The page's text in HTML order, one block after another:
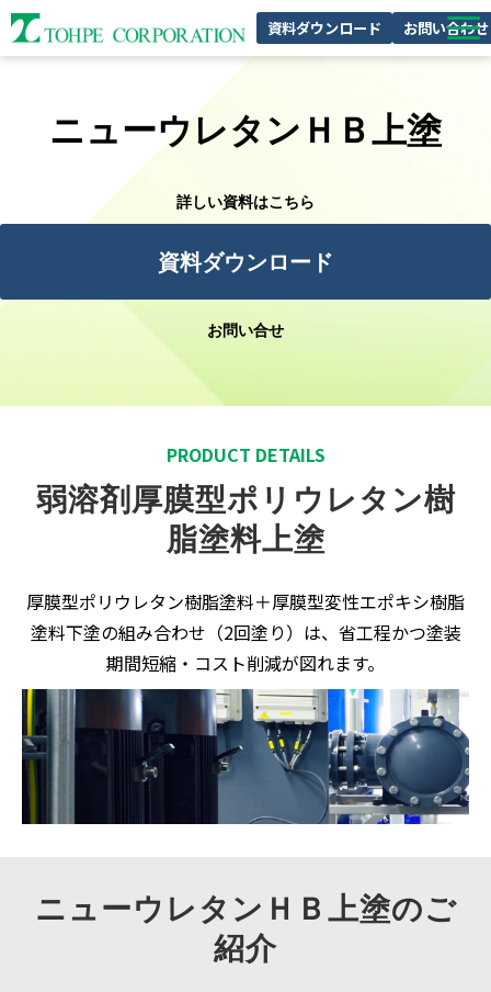
資料ダウンロード お問い合わせ
私たちの強み
サスティナビリティ
採用情報
ニューウレタンＨＢ上塗
詳しい資料はこちら
資料ダウンロード
お問い合せ
PRODUCT DETAILS
弱溶剤厚膜型ポリウレタン樹
脂塗料上塗
厚膜型ポリウレタン樹脂塗料＋厚膜型変性エポキシ樹脂
塗料下塗の組み合わせ（2回塗り）は、省工程かつ塗装
期間短縮・コスト削減が図れます。
ニューウレタンＨＢ上塗のご
紹介